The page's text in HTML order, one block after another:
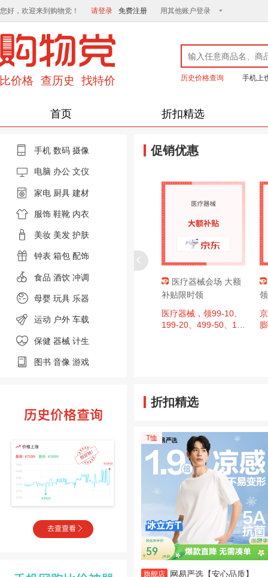
您好，欢迎来到购物党！ 请登录 免费注册 用其他账户登录
历史价格查询 手机上
首页 折扣精选
手机 数码 摄像
电脑 办公 文仪
家电 厨具 建材
服饰 鞋靴 内衣
美妆 美发 护肤
钟表 箱包 配饰
食品 酒饮 冲调
母婴 玩具 乐器
运动 户外 车载
保健 器械 计生
图书 音像 游戏
促销优惠
消费券，
高9折，单
今日必买：
肇庆消费券
区域补贴至
件补贴500
京东超市 黑色星期
五 领满200-20元优惠
周四20点：京东超市
黑色星期五 领满200-2
0元优惠券×3张（周四
20点可用）
医疗器械会场 大额
补贴限时领
医疗器械，领99-10、
199-20、499-50、14
折扣精选
T恤
旗舰店
网易严选【安心品质】